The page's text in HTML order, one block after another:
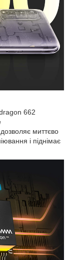
662
миттєво
і піднімає